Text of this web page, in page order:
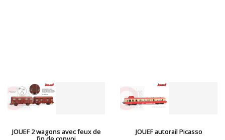
JOUEF 2 wagons avec feux de JOUEF autorail Picasso